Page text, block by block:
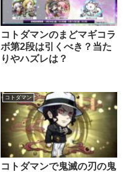
コトダマンのまどマギコラ
ボ第2段は引くべき？当た
りやハズレは？
コトダマン
コトダマンで鬼滅の刃の鬼